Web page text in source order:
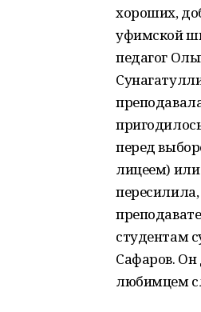
хороших,
уфимской
педагог
перед
лицеем)
студентам
Сафаров. Он
любимцем